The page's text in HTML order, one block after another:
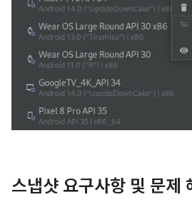
스냅샷 요구사항 및 문제